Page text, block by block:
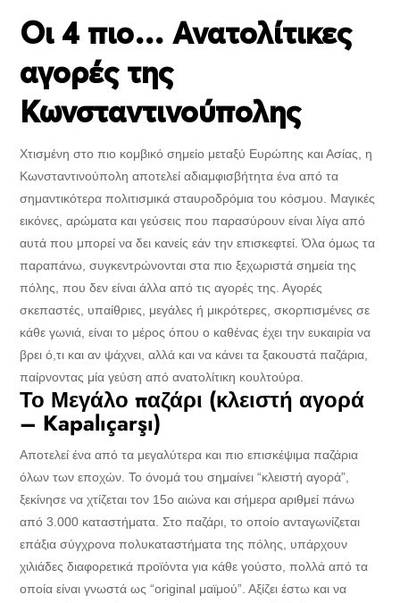
Οι 4 πιο… Ανατολίτικες
αγορές της
Κωνσταντινούπολης
Χτισμένη στο πιο κομβικό σημείο μεταξύ Ευρώπης και Ασίας, η
Κωνσταντινούπολη αποτελεί αδιαμφισβήτητα ένα από τα
σημαντικότερα πολιτισμικά σταυροδρόμια του κόσμου. Μαγικές
εικόνες, αρώματα και γεύσεις που παρασύρουν είναι λίγα από
αυτά που μπορεί να δει κανείς εάν την επισκεφτεί. Όλα όμως τα
παραπάνω, συγκεντρώνονται στα πιο ξεχωριστά σημεία της
πόλης, που δεν είναι άλλα από τις αγορές της. Αγορές
σκεπαστές, υπαίθριες, μεγάλες ή μικρότερες, σκορπισμένες σε
κάθε γωνιά, είναι το μέρος όπου ο καθένας έχει την ευκαιρία να
βρει ό,τι και αν ψάχνει, αλλά και να κάνει τα ξακουστά παζάρια,
παίρνοντας μία γεύση από ανατολίτικη κουλτούρα.
Το Μεγάλο παζάρι (κλειστή αγορά
– Kapalıçarşı)
Αποτελεί ένα από τα μεγαλύτερα και πιο επισκέψιμα παζάρια
όλων των εποχών. Το όνομά του σημαίνει “κλειστή αγορά”,
ξεκίνησε να χτίζεται τον 15ο αιώνα και σήμερα αριθμεί πάνω
από 3.000 καταστήματα. Στο παζάρι, το οποίο ανταγωνίζεται
επάξια σύγχρονα πολυκαταστήματα της πόλης, υπάρχουν
χιλιάδες διαφορετικά προϊόντα για κάθε γούστο, πολλά από τα
οποία είναι γνωστά ως “original μαϊμού”. Αξίζει έστω και να